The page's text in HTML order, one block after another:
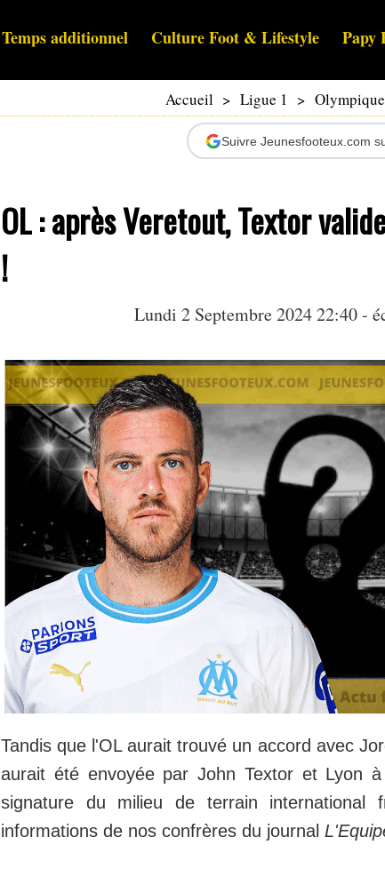
Temps additionnel Culture Foot & Lifestyle Papy
Accueil > Ligue 1 >
Suivre Jeunesfooteux.com
OL : après Veretout, Textor
!
Lundi 2 Septembre 2024 22:40 -
Tandis que l'OL aurait trouvé un accord avec
aurait été envoyée par John Textor et Lyon
signature du milieu de terrain
informations de nos confrères du journal